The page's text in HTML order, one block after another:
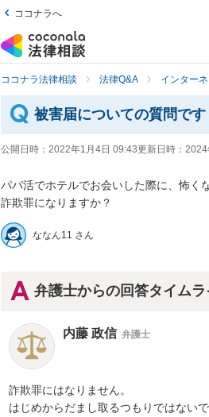
ココナラへ
ココナラ法律相談 法律Q&A インター
被害届についての質問です
公開日時： 2022年1月4日 09:43更新日時： 2024
パパ活でホテルでお会いした際に、怖く
詐欺罪になりますか？
ななん11 さん
弁護士からの回答タイムラ
内藤 政信 弁護士
詐欺罪にはなりません。
はじめからだまし取るつもりではないで